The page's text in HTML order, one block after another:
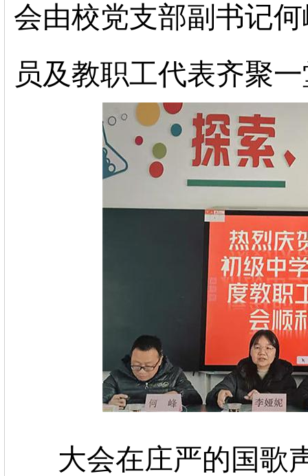
会由校党支部副书记
员及教职工代表齐聚
大会在庄严的国歌